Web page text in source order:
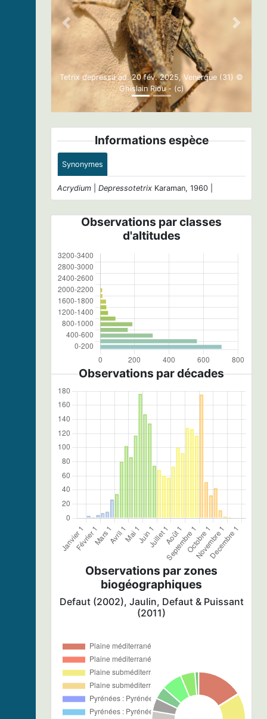
Tetrix depressa ad. 20 fév. 2025, Venerque (31) ©
Ghislain Riou - (c)
Previous Next
Informations espèce
Synonymes
Acrydium Depressotetrix Karaman, 1960 |
Observations par classes
d'altitudes
Observations par décades
Observations par zones
biogéographiques
Defaut (2002), Jaulin, Defaut & Puissant
(2011)